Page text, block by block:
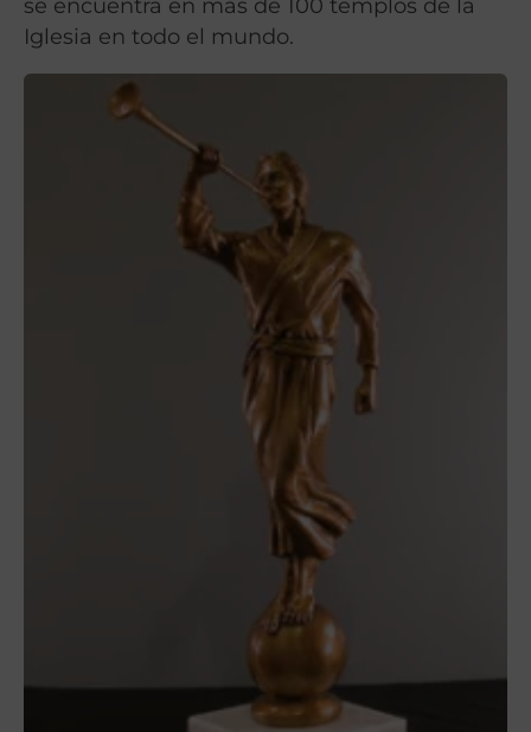
se encuentra en más de 100 templos de la
Iglesia en todo el mundo.